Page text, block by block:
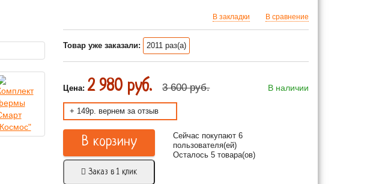
В закладки В сравнение
Товар уже заказали: 2011 раз(а)
Цена: 2 980 руб. 3 600 руб. В наличии
+ 149р. вернем за отзыв
В корзину
Заказ в 1 клик
Сейчас покупают 6
пользователя(ей)
Осталось 5 товара(ов)